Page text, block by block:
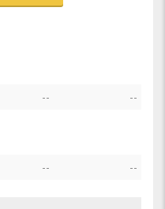
-- --
-- --